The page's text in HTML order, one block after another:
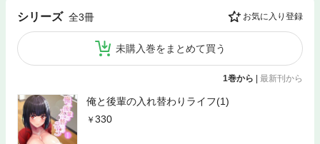
シリーズ 全3冊 お気に入り登録
未購入巻をまとめて買う
1巻から 最新刊から
俺と後輩の入れ替わりライフ(1)
330